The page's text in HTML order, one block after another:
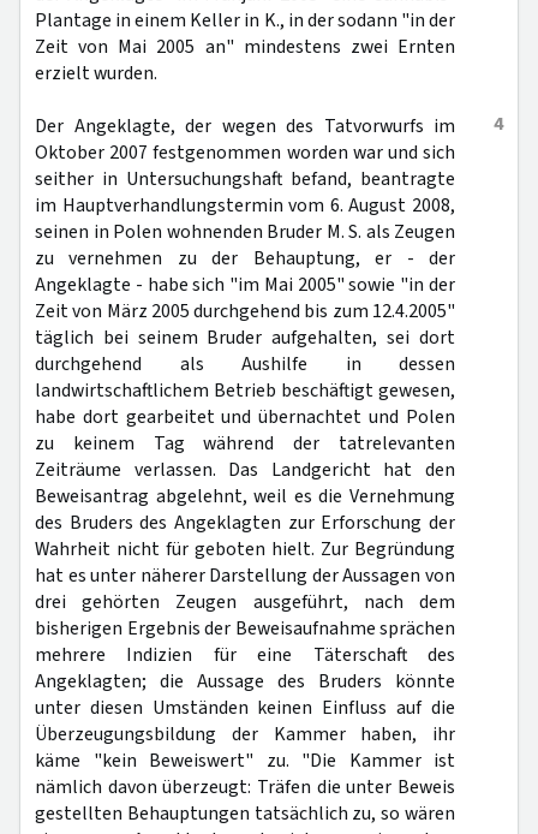
Plantage in einem Keller in K., in der sodann "in der
Zeit von Mai 2005 an" mindestens zwei Ernten
erzielt wurden.
4
Der Angeklagte, der wegen des Tatvorwurfs im
Oktober 2007 festgenommen worden war und sich
seither in Untersuchungshaft befand, beantragte
im Hauptverhandlungstermin vom 6. August 2008,
seinen in Polen wohnenden Bruder M. S. als Zeugen
zu vernehmen zu der Behauptung, er - der
Angeklagte - habe sich "im Mai 2005" sowie "in der
Zeit von März 2005 durchgehend bis zum 12.4.2005"
täglich bei seinem Bruder aufgehalten, sei dort
durchgehend als Aushilfe in dessen
landwirtschaftlichem Betrieb beschäftigt gewesen,
habe dort gearbeitet und übernachtet und Polen
zu keinem Tag während der tatrelevanten
Zeiträume verlassen. Das Landgericht hat den
Beweisantrag abgelehnt, weil es die Vernehmung
des Bruders des Angeklagten zur Erforschung der
Wahrheit nicht für geboten hielt. Zur Begründung
hat es unter näherer Darstellung der Aussagen von
drei gehörten Zeugen ausgeführt, nach dem
bisherigen Ergebnis der Beweisaufnahme sprächen
mehrere Indizien für eine Täterschaft des
Angeklagten; die Aussage des Bruders könnte
unter diesen Umständen keinen Einfluss auf die
Überzeugungsbildung der Kammer haben, ihr
käme "kein Beweiswert" zu. "Die Kammer ist
nämlich davon überzeugt: Träfen die unter Beweis
gestellten Behauptungen tatsächlich zu, so wären